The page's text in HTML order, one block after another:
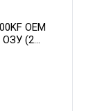
OEM
ОЗУ (2
Bit 3xDP